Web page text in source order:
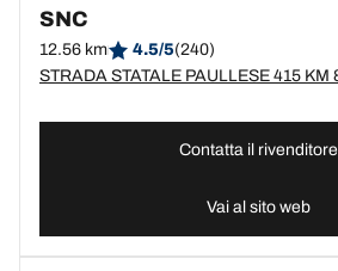
SNC
12.56 km 4.5/5(240)
Contatta il rivenditore
Vai al sito web